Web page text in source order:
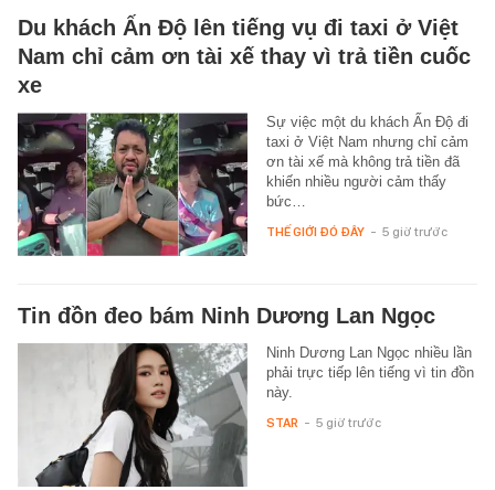
Du khách Ấn Độ lên tiếng vụ đi taxi ở Việt
Nam chỉ cảm ơn tài xế thay vì trả tiền cuốc
xe
Sự việc một du khách Ấn Độ đi
taxi ở Việt Nam nhưng chỉ cảm
ơn tài xế mà không trả tiền đã
khiến nhiều người cảm thấy
bức…
THẾ GIỚI ĐÓ ĐÂY - 5 giờ trước
Tin đồn đeo bám Ninh Dương Lan Ngọc
Ninh Dương Lan Ngọc nhiều lần
phải trực tiếp lên tiếng vì tin đồn
này.
STAR - 5 giờ trước